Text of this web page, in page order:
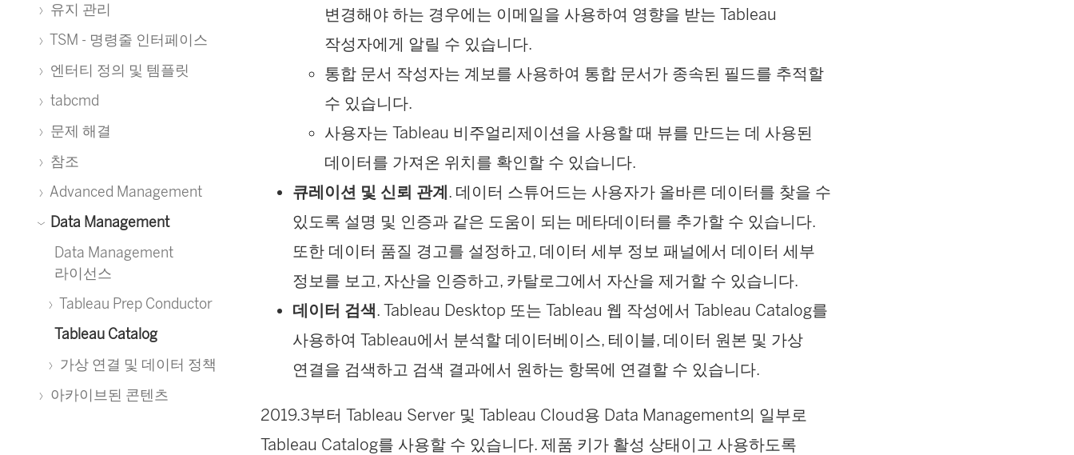
유지 관리
TSM - 명령줄 인터페이스
엔터티 정의 및 템플릿
tabcmd
문제 해결
참조
Advanced Management
Data Management
Data Management
라이선스
Tableau Prep Conductor
Tableau Catalog
가상 연결 및 데이터 정책
아카이브된 콘텐츠
변경해야 하는 경우에는 이메일을 사용하여 영향을 받는 Tableau
작성자에게 알릴 수 있습니다.
통합 문서 작성자는 계보를 사용하여 통합 문서가 종속된 필드를 추적할
수 있습니다.
사용자는 Tableau 비주얼리제이션을 사용할 때 뷰를 만드는 데 사용된
데이터를 가져온 위치를 확인할 수 있습니다.
큐레이션 및 신뢰 관계. 데이터 스튜어드는 사용자가 올바른 데이터를 찾을 수
있도록 설명 및 인증과 같은 도움이 되는 메타데이터를 추가할 수 있습니다.
또한 데이터 품질 경고를 설정하고, 데이터 세부 정보 패널에서 데이터 세부
정보를 보고, 자산을 인증하고, 카탈로그에서 자산을 제거할 수 있습니다.
데이터 검색. Tableau Desktop 또는 Tableau 웹 작성에서 Tableau Catalog를
사용하여 Tableau에서 분석할 데이터베이스, 테이블, 데이터 원본 및 가상
연결을 검색하고 검색 결과에서 원하는 항목에 연결할 수 있습니다.
2019.3부터 Tableau Server 및 Tableau Cloud용 Data Management의 일부로
Tableau Catalog를 사용할 수 있습니다. 제품 키가 활성 상태이고 사용하도록